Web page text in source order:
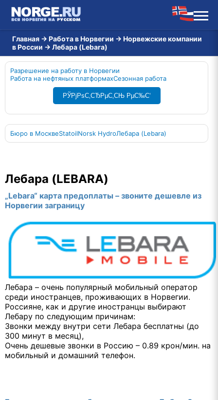
Главная → Работа в Норвегии → Норвежские компании
в России → Лебара (Lebara)
Разрешение на работу в Норвегии
Работа на нефтяных платформахСезонная работа
РЎРјРѕС‚СЂРµС‚СЊ РµС‰С‘
Бюро в МосквеStatoilNorsk HydroЛебара (Lebara)
Лебара (LEBARA)
„Lebara“ карта предоплаты – звоните дешевле из
Норвегии заграницу
Лебара – очень популярный мобильный оператор
среди иностранцев, проживающих в Норвегии.
Россияне, как и другие иностранцы выбирают
Лебару по следующим причинам:
Звонки между внутри сети Лебара бесплатны (до
300 минут в месяц),
Очень дешевые звонки в Россию – 0.89 крон/мин. на
мобильный и домашний телефон.